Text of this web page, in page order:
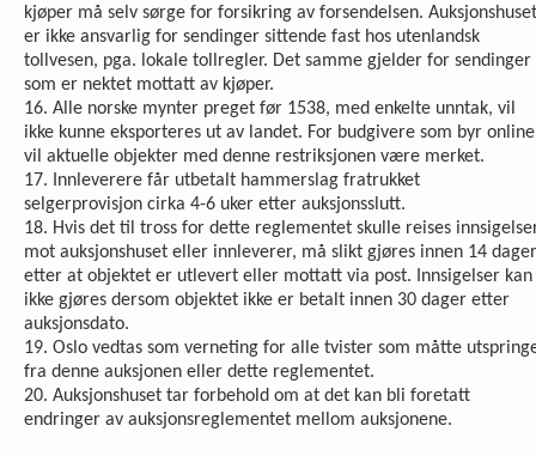
kjøper må selv sørge for forsikring av forsendelsen. Auksjonshuset
er ikke ansvarlig for sendinger sittende fast hos utenlandsk
tollvesen, pga. lokale tollregler. Det samme gjelder for sendinger
som er nektet mottatt av kjøper.
16. Alle norske mynter preget før 1538, med enkelte unntak, vil
ikke kunne eksporteres ut av landet. For budgivere som byr online
vil aktuelle objekter med denne restriksjonen være merket.
17. Innleverere får utbetalt hammerslag fratrukket
selgerprovisjon cirka 4-6 uker etter auksjonsslutt.
18. Hvis det til tross for dette reglementet skulle reises
mot auksjonshuset eller innleverer, må slikt gjøres innen 14 dager
etter at objektet er utlevert eller mottatt via post. Innsigelser kan
ikke gjøres dersom objektet ikke er betalt innen 30 dager etter
auksjonsdato.
19. Oslo vedtas som verneting for alle tvister som måtte
fra denne auksjonen eller dette reglementet.
20. Auksjonshuset tar forbehold om at det kan bli foretatt
endringer av auksjonsreglementet mellom auksjonene.